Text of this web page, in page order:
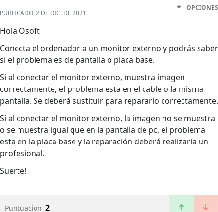
PUBLICADO:2 DE DIC. DE 2021
OPCIONES
Hola Osoft
Conecta el ordenador a un monitor externo y podrás saber
si el problema es de pantalla o placa base.
Si al conectar el monitor externo, muestra imagen
correctamente, el problema esta en el cable o la misma
pantalla. Se deberá sustituir para repararlo correctamente.
Si al conectar el monitor externo, la imagen no se muestra
o se muestra igual que en la pantalla de pc, el problema
esta en la placa base y la reparación deberá realizarla un
profesional.
Suerte!
Puntuación 2